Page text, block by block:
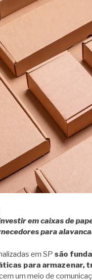
em caixas de
para
em SP são
para armazenar,
um meio de